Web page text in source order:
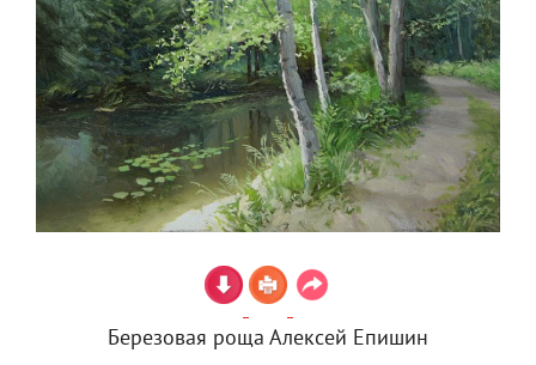
Березовая роща Алексей Епишин